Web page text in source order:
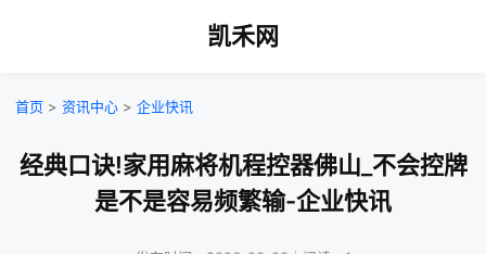
凯禾网
首页 > 资讯中心 > 企业快讯
经典口诀!家用麻将机程控器佛山_不会控牌
是不是容易频繁输-企业快讯